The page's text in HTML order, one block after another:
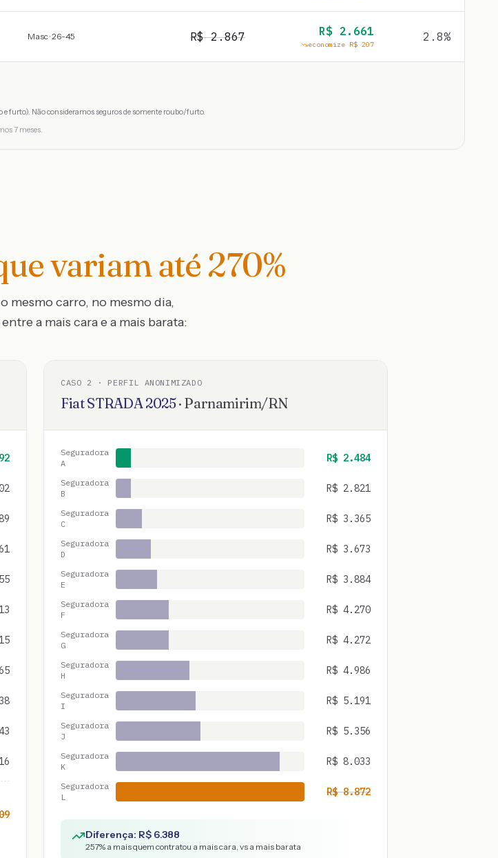
Masc · 26-45 R$2.867 R$ 2.661
economize R$ 207
2.8%
furto). Não consideramos seguros de somente roubo/furto.
7 meses.
variam até 270%
mesmo carro, no mesmo dia,
a mais cara e a mais barata:
CASO 2 · PERFIL ANONIMIZADO
FiatSTRADA2025· Parnamirim/RN
Seguradora
A
R$ 2.484
Seguradora
B
R$ 2.821
Seguradora
C
R$ 3.365
Seguradora
D
R$ 3.673
Seguradora
E
R$ 3.884
Seguradora
F
R$ 4.270
Seguradora
G
R$ 4.272
Seguradora
H
R$ 4.986
Seguradora
I
R$ 5.191
Seguradora
J
R$ 5.356
Seguradora
K
R$ 8.033
Seguradora
L
R$8.872
Diferença: R$ 6.388
257% a mais quem contratou a mais cara, vs a mais barata